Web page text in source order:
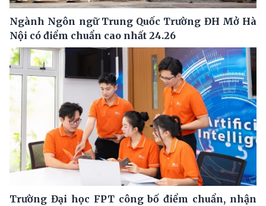
Ngành Ngôn ngữ Trung Quốc Trường ĐH Mở Hà
Nội có điểm chuẩn cao nhất 24.26
Trường Đại học FPT công bố điểm chuẩn, nhận